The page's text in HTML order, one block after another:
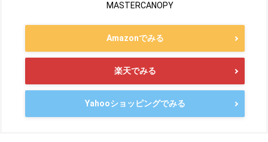
MASTERCANOPY
Amazonでみる
楽天でみる
Yahooショッピングでみる